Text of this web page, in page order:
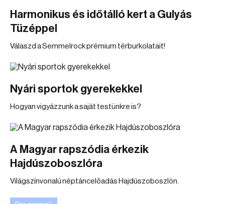
Harmonikus és időtálló kert a Gulyás
Tüzéppel
Válaszd a Semmelrock prémium térburkolatait!
Nyári sportok gyerekekkel
Hogyan vigyázzunk a saját testünkre is?
A Magyar rapszódia érkezik
Hajdúszoboszlóra
Világszínvonalú néptáncelőadás Hajdúszoboszlón.